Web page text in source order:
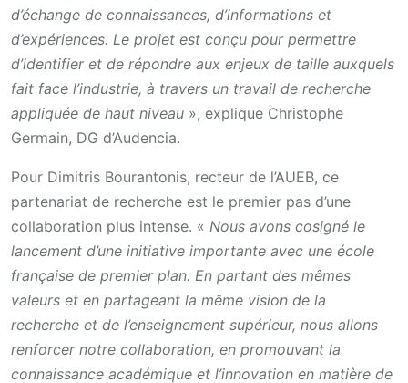
d’échange de connaissances, d’informations et
d’expériences. Le projet est conçu pour permettre
d’identifier et de répondre aux enjeux de taille auxquels
fait face l’industrie, à travers un travail de recherche
appliquée de haut niveau », explique Christophe
Germain, DG d’Audencia.
Pour Dimitris Bourantonis, recteur de l’AUEB, ce
partenariat de recherche est le premier pas d’une
collaboration plus intense. « Nous avons cosigné le
lancement d’une initiative importante avec une école
française de premier plan. En partant des mêmes
valeurs et en partageant la même vision de la
recherche et de l’enseignement supérieur, nous allons
renforcer notre collaboration, en promouvant la
connaissance académique et l’innovation en matière de